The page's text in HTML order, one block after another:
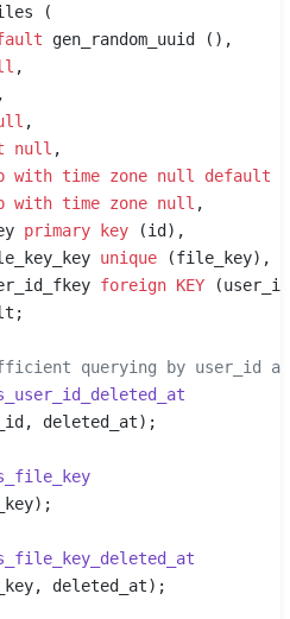
(
gen_random_uuid (),
,
,
,
null ,
with time zone null default
with time zone null ,
primary key (id),
unique (file_key),
foreign KEY
querying by user_id
deleted_at);
deleted_at);